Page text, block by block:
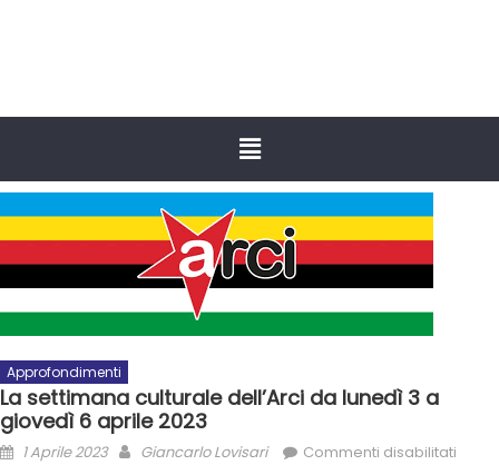
Approfondimenti
La settimana culturale dell’Arci da lunedì 3 a
giovedì 6 aprile 2023
1 Aprile 2023 Giancarlo Lovisari Commenti disabilitati